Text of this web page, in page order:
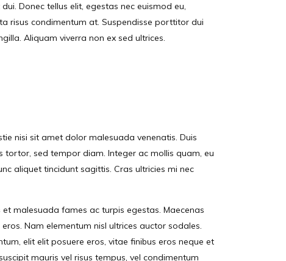
Donec tellus elit, egestas nec euismod eu,
risus condimentum at. Suspendisse porttitor dui
Aliquam viverra non ex sed ultrices.
nisi sit amet dolor malesuada venenatis. Duis
tortor, sed tempor diam. Integer ac mollis quam, eu
aliquet tincidunt sagittis. Cras ultricies mi nec
malesuada fames ac turpis egestas. Maecenas
Nam elementum nisl ultrices auctor sodales.
elit elit posuere eros, vitae finibus eros neque et
mauris vel risus tempus, vel condimentum